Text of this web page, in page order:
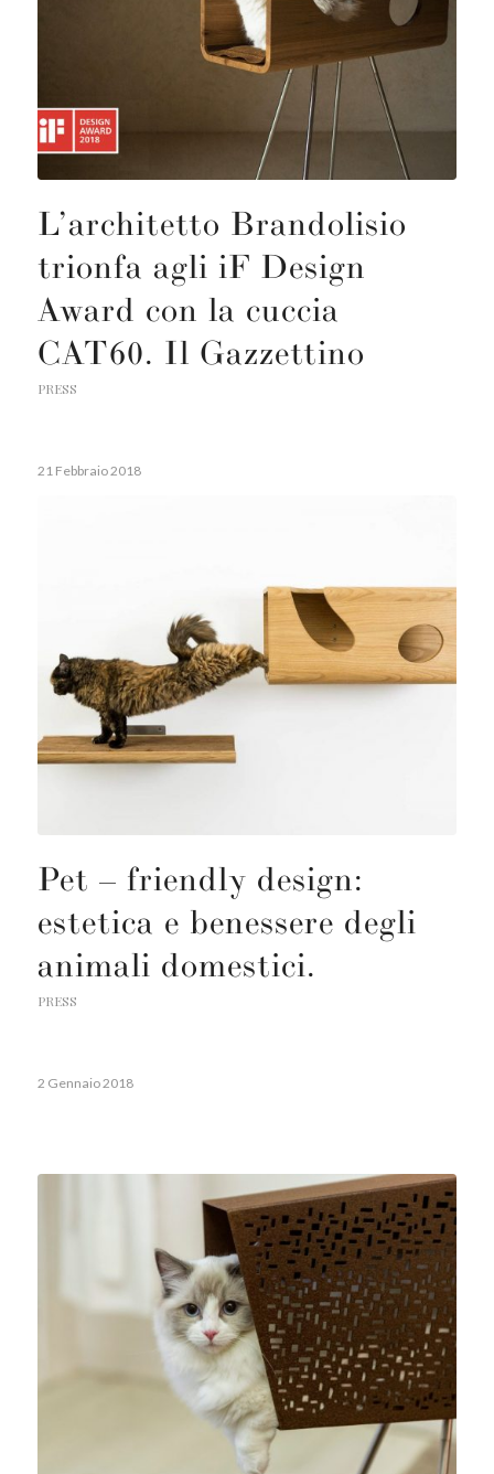
L’architetto Brandolisio
trionfa agli iF Design
Award con la cuccia
CAT60. Il Gazzettino
PRESS
21 Febbraio 2018
Pet – friendly design:
estetica e benessere degli
animali domestici.
PRESS
2 Gennaio 2018